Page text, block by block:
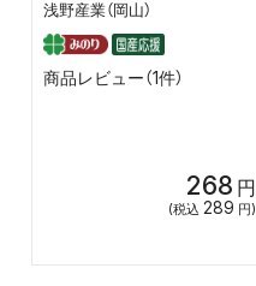
浅野産業（岡山）
商品レビュー（1件）
268 円
(税込 289 円)